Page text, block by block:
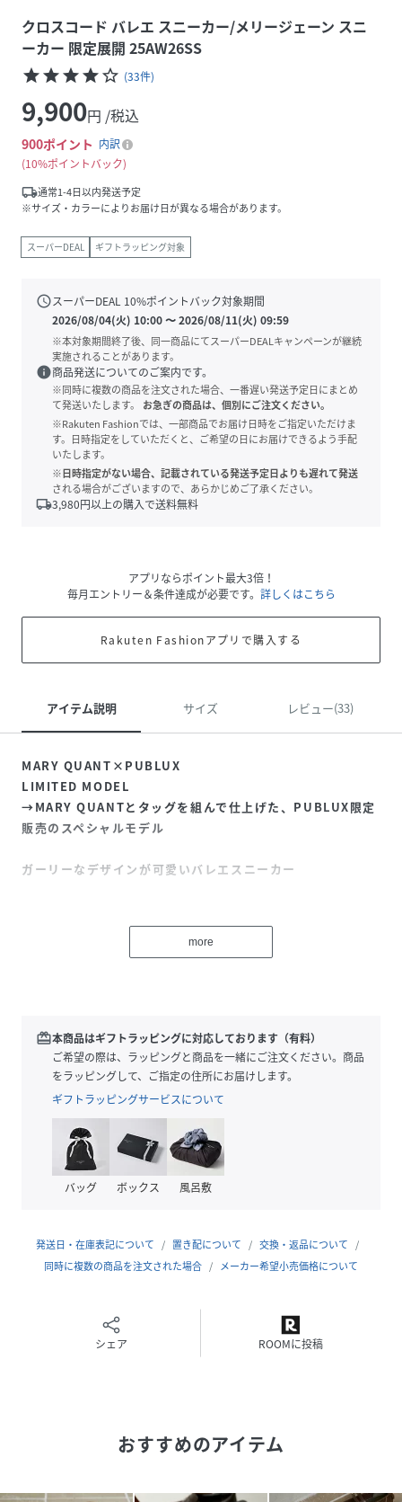
クロスコード バレエ スニーカー/メリージェーン スニ
ーカー 限定展開 25AW26SS
starstarstarstarstar_border (33件)
9,900円 /税込
900ポイント 内訳
10%ポイントバック
local_shipping通常1-4日以内発送予定
※サイズ・カラーによりお届け日が異なる場合があります。
スーパーDEAL ギフトラッピング対象
scheduleスーパーDEAL 10%ポイントバック対象期間
2026/08/04(火) 10:00〜2026/08/11(火) 09:59
※本対象期間終了後、同一商品にてスーパーDEALキャンペーンが継続
実施されることがあります。
info商品発送についてのご案内です。
※同時に複数の商品を注文された場合、一番遅い発送予定日にまとめ
て発送いたします。
お急ぎの商品は、個別にご注文ください。
※Rakuten Fashionでは、一部商品でお届け日時をご指定いただけま
す。日時指定をしていただくと、ご希望の日にお届けできるよう手配
いたします。
※日時指定がない場合、記載されている発送予定日よりも遅れて発送
される場合がございますので、あらかじめご了承ください。
local_shipping3,980円以上の購入で送料無料
アプリならポイント最大3倍！
毎月エントリー＆条件達成が必要です。 詳しくはこちら
Rakuten Fashionアプリで購入する
アイテム説明 サイズ レビュー(33)
MARY QUANT×PUBLUX
LIMITED MODEL
→MARY QUANTとタッグを組んで仕上げた、PUBLUX限定
販売のスペシャルモデル
ガーリーなデザインが可愛いバレエスニーカー
●ベルクロデザインで着脱も楽ちん！ドローコードでフィッ
●アッパー部分はブラックとグレーはメッシュ、チャコール
グレーとブラウンはスエード仕様
※重量(24.5cm片足)：280g
※ワイズ(1周)：23.0/21.7cm、23.5/22.0cm、
24.0/22.4cm、24.5/22.7cm
※足幅：23.0/7.9cm、23.5/8.0cm、24.0/8.1cm、
24.5/8.3cm
※こちらの商品は、弊社管理上のカラーを表記しております
【サイト表記：タグ表記(メーカーカラー)】
チャコールグレー：
▼MARY QUANTコラボアイテム一覧はこちら
more
redeem本商品はギフトラッピングに対応しております（有料）
ご希望の際は、ラッピングと商品を一緒にご注文ください。商品
をラッピングして、ご指定の住所にお届けします。
ギフトラッピングサービスについて
バッグ ボックス 風呂敷
発送日・在庫表記について 置き配について
交換・返品について
同時に複数の商品を注文された場合
メーカー希望小売価格について
シェア ROOMに投稿
おすすめのアイテム